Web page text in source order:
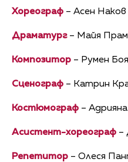
Хореограф – Асен Наков
Драматург– Майя
Композитор – Румен
Сценограф – Катрин
Костюмограф –
Асистент-хореограф –
Репетитор – Олеся